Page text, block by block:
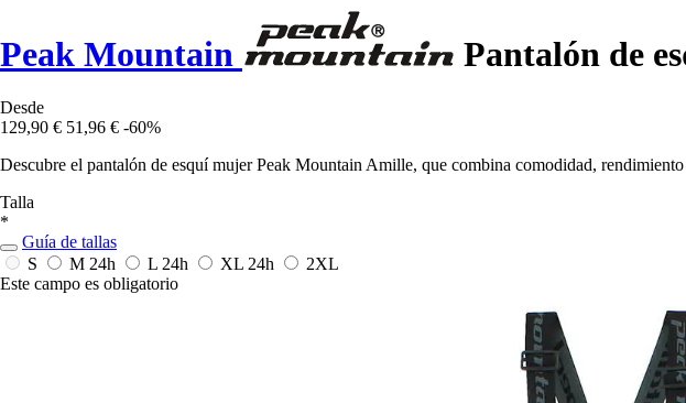
Peak Mountain Pantalón de
Desde
129,90 € 51,96 € -60%
Descubre el pantalón de esquí mujer Peak Mountain Amille, que combina comodidad,
Talla
*
Guía de tallas
S
M 24h L 24h XL 24h
2XL
Este campo es obligatorio